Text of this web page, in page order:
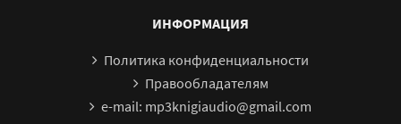
ИНФОРМАЦИЯ
Политика конфиденциальности
Правообладателям
e-mail: mp3knigiaudio@gmail.com